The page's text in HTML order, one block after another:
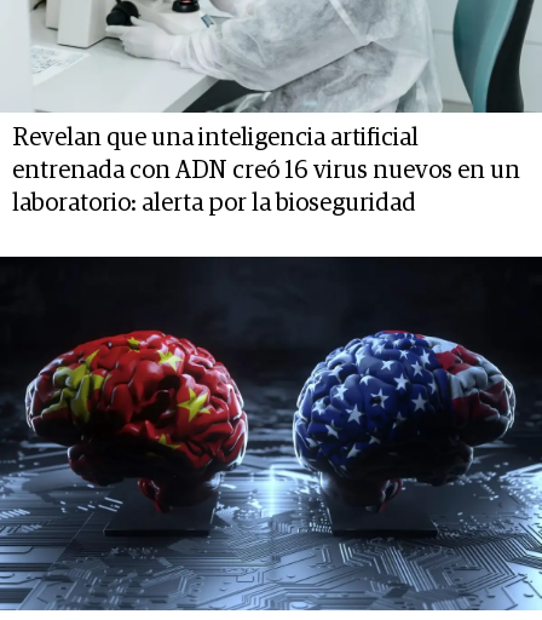
Revelan que una inteligencia artificial
entrenada con ADN creó 16 virus nuevos en un
laboratorio: alerta por la bioseguridad